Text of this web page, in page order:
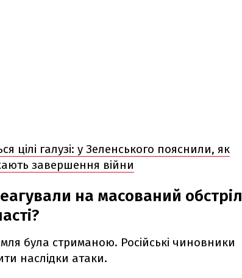
цілі галузі: у Зеленського пояснили, як
завершення війни
на масований обстріл
була стриманою. Російські чиновники
наслідки атаки.